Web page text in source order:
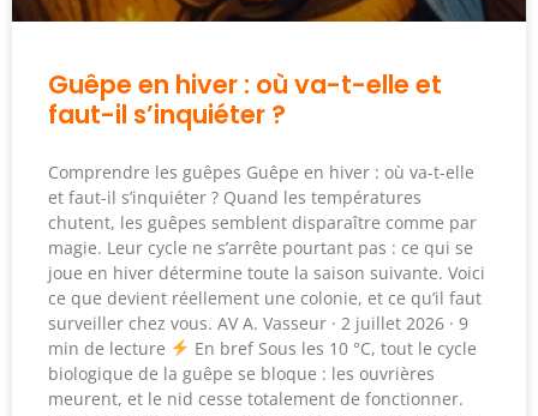
Guêpe en hiver : où va-t-elle et
faut-il s’inquiéter ?
Comprendre les guêpes Guêpe en hiver : où va-t-elle
et faut-il s’inquiéter ? Quand les températures
chutent, les guêpes semblent disparaître comme par
magie. Leur cycle ne s’arrête pourtant pas : ce qui se
joue en hiver détermine toute la saison suivante. Voici
ce que devient réellement une colonie, et ce qu’il faut
surveiller chez vous. AV A. Vasseur · 2 juillet 2026 · 9
min de lecture
En bref Sous les 10 °C, tout le cycle
biologique de la guêpe se bloque : les ouvrières
meurent, et le nid cesse totalement de fonctionner.